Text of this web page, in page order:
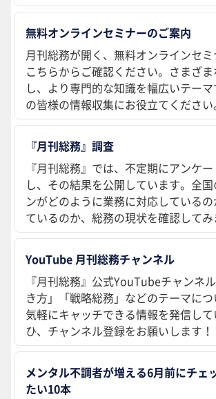
無料オンラインセミナーのご案内
月刊総務が開く、無料オンラインセ
こちらからご確認ください。さまざ
し、より専門的な知識を幅広いテー
の皆様の情報収集にお役立てください
『月刊総務』調査
『月刊総務』では、不定期にアンケ
し、その結果を公開しています。全
ンがどのように業務に対応している
ているのか、総務の現状を確認してみ
YouTube 月刊総務チャンネル
『月刊総務』公式YouTubeチャン
き方」「戦略総務」などのテーマに
気軽にキャッチできる情報を発信し
ひ、チャンネル登録をお願いします！
メンタル不調者が増える6月前にチェ
たい10本